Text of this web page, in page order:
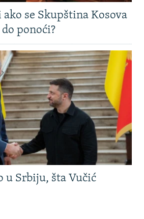
ako se Skupština Kosova
ponoći?
u Srbiju, šta Vučić